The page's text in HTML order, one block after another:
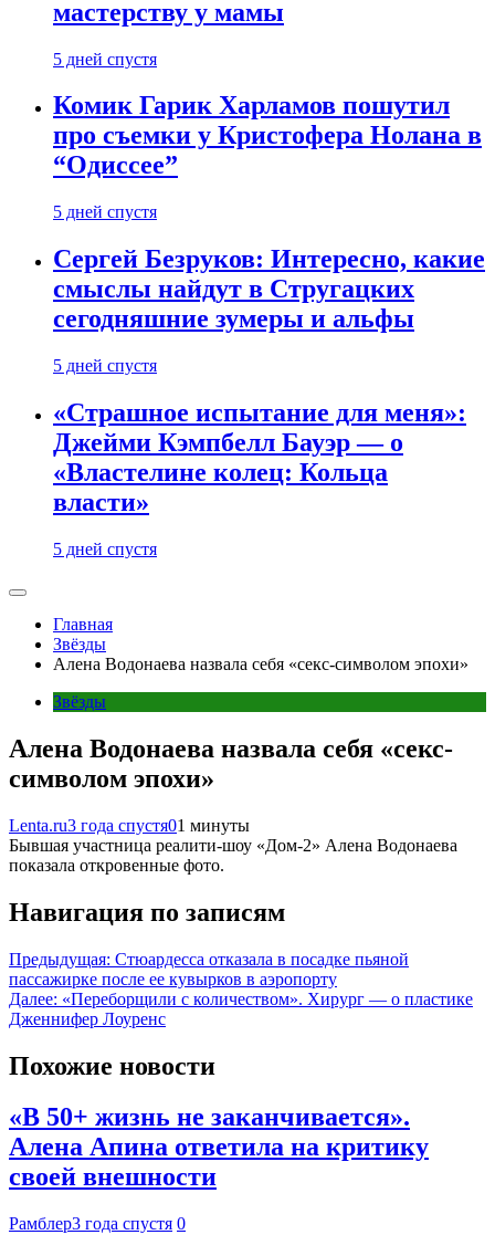
мастерству у мамы
5 дней спустя
Комик Гарик Харламов пошутил
про съемки у Кристофера Нолана в
“Одиссее”
5 дней спустя
Сергей Безруков: Интересно, какие
смыслы найдут в Стругацких
сегодняшние зумеры и альфы
5 дней спустя
«Страшное испытание для меня»:
Джейми Кэмпбелл Бауэр — о
«Властелине колец: Кольца
власти»
5 дней спустя
Главная
Звёзды
Алена Водонаева назвала себя «секс-символом эпохи»
Звёзды
Алена Водонаева назвала себя «секс-
символом эпохи»
Lenta.ru3 года спустя01 минуты
Бывшая участница реалити-шоу «Дом-2» Алена Водонаева
показала откровенные фото.
Навигация по записям
Предыдущая: Стюардесса отказала в посадке пьяной
пассажирке после ее кувырков в аэропорту
Далее: «Переборщили с количеством». Хирург — о пластике
Дженнифер Лоуренс
Похожие новости
«В 50+ жизнь не заканчивается».
Алена Апина ответила на критику
своей внешности
Рамблер3 года спустя 0